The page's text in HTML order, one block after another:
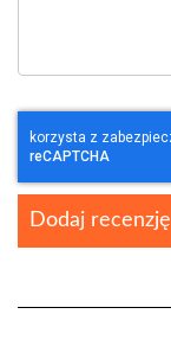
Dodaj recenzję